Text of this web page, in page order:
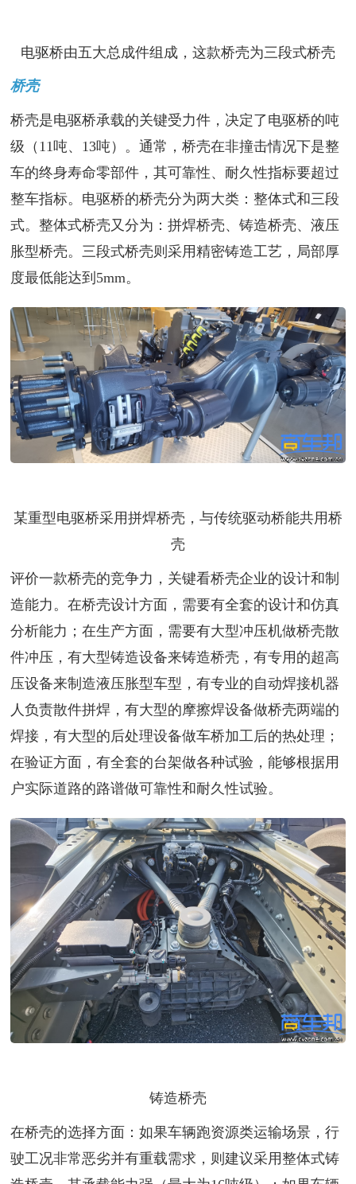
电驱桥由五大总成件组成，这款桥壳为三段式桥壳
桥壳
桥壳是电驱桥承载的关键受力件，决定了电驱桥的吨
级（11吨、13吨）。通常，桥壳在非撞击情况下是整
车的终身寿命零部件，其可靠性、耐久性指标要超过
整车指标。电驱桥的桥壳分为两大类：整体式和三段
式。整体式桥壳又分为：拼焊桥壳、铸造桥壳、液压
胀型桥壳。三段式桥壳则采用精密铸造工艺，局部厚
度最低能达到5mm。
某重型电驱桥采用拼焊桥壳，与传统驱动桥能共用桥
壳
评价一款桥壳的竞争力，关键看桥壳企业的设计和制
造能力。在桥壳设计方面，需要有全套的设计和仿真
分析能力；在生产方面，需要有大型冲压机做桥壳散
件冲压，有大型铸造设备来铸造桥壳，有专用的超高
压设备来制造液压胀型车型，有专业的自动焊接机器
人负责散件拼焊，有大型的摩擦焊设备做桥壳两端的
焊接，有大型的后处理设备做车桥加工后的热处理；
在验证方面，有全套的台架做各种试验，能够根据用
户实际道路的路谱做可靠性和耐久性试验。
铸造桥壳
在桥壳的选择方面：如果车辆跑资源类运输场景，行
驶工况非常恶劣并有重载需求，则建议采用整体式铸